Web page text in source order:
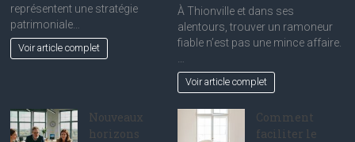
représentent une stratégie
patrimoniale…
Voir article complet
À Thionville et dans ses
alentours, trouver un ramoneur
fiable n’est pas une mince affaire.
Voir article complet
Nouveaux
horizons
Comment
faciliter le